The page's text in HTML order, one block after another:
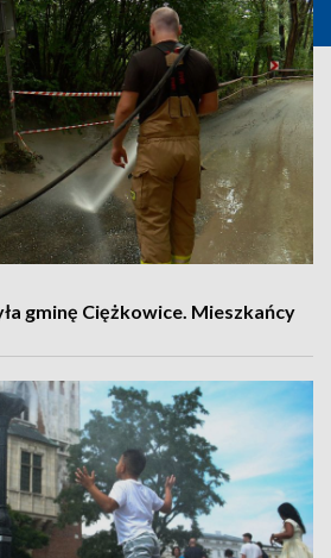
gminę Ciężkowice. Mieszkańcy